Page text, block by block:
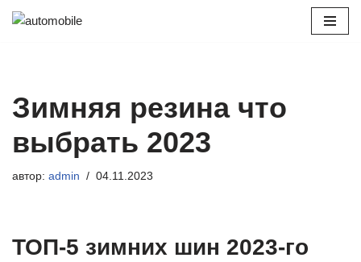
Зимняя резина что
выбрать 2023
автор: admin 04.11.2023
ТОП-5 зимних шин 2023-го